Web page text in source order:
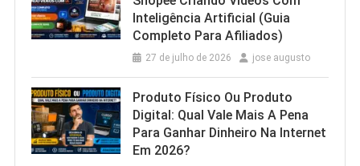
Inteligência Artificial (Guia
Completo Para Afiliados)
27 de julho de 2026 jose augusto
Produto Físico Ou Produto
Digital: Qual Vale Mais A Pena
Para Ganhar Dinheiro Na Internet
Em 2026?